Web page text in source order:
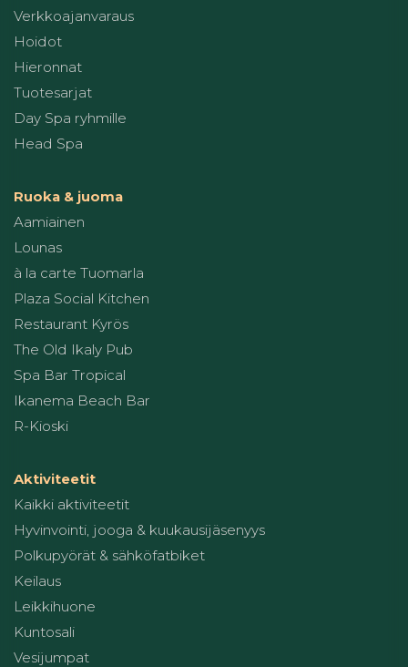
Verkkoajanvaraus
Hoidot
Hieronnat
Tuotesarjat
Day Spa ryhmille
Head Spa
Ruoka & juoma
Aamiainen
Lounas
à la carte Tuomarla
Plaza Social Kitchen
Restaurant Kyrös
The Old Ikaly Pub
Spa Bar Tropical
Ikanema Beach Bar
R-Kioski
Aktiviteetit
Kaikki aktiviteetit
Hyvinvointi, jooga & kuukausijäsenyys
Polkupyörät & sähköfatbiket
Keilaus
Leikkihuone
Kuntosali
Vesijumpat